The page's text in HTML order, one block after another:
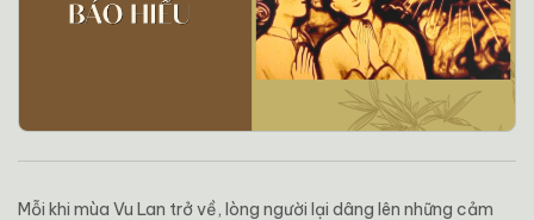
Mỗi khi mùa Vu Lan trở về, lòng người lại dâng lên những cảm